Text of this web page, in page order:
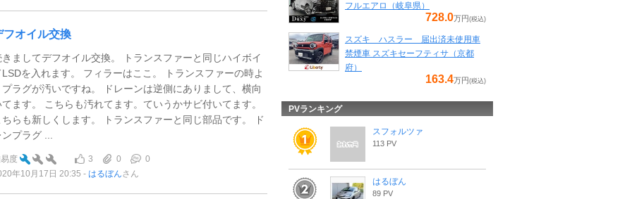
フオイル交換
きましてデフオイル交換。 トランスファーと同じハイボイ
LSDを入れます。 フィラーはここ。 トランスファーの時よ
プラグが汚いですね。 ドレーンは逆側にありまして、横向
てます。 こちらも汚れてます。ていうかサビ付いてます。
ちらも新しくします。 トランスファーと同じ部品です。 ド
プラグ ...
度 3 0
0
年10月17日 20:35
はるぼんさん
フルエアロ（岐阜県）
728.0万円 (税込)
スズキ ハスラー 届出済未使用車
禁煙車 スズキセーフティサ（京都
府）
163.4万円 (税込)
PVランキング
スフォルツァ
113 PV
はるぼん
89 PV